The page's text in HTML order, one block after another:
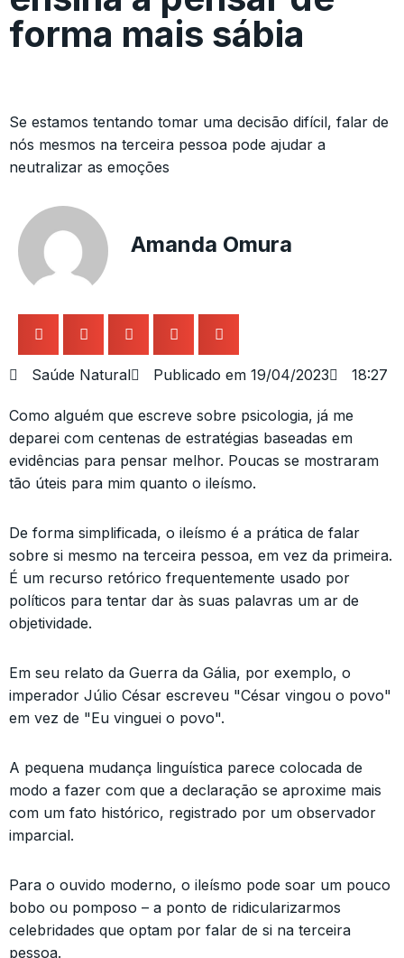
forma mais sábia
Se estamos tentando tomar uma decisão difícil, falar de
nós mesmos na terceira pessoa pode ajudar a
neutralizar as emoções
Amanda Omura
Saúde Natural Publicado em 19/04/2023 18:27
Como alguém que escreve sobre psicologia, já me
deparei com centenas de estratégias baseadas em
evidências para pensar melhor. Poucas se mostraram
tão úteis para mim quanto o ileísmo.
De forma simplificada, o ileísmo é a prática de falar
sobre si mesmo na terceira pessoa, em vez da primeira.
É um recurso retórico frequentemente usado por
políticos para tentar dar às suas palavras um ar de
objetividade.
Em seu relato da Guerra da Gália, por exemplo, o
imperador Júlio César escreveu "César vingou o povo"
em vez de "Eu vinguei o povo".
A pequena mudança linguística parece colocada de
modo a fazer com que a declaração se aproxime mais
com um fato histórico, registrado por um observador
imparcial.
Para o ouvido moderno, o ileísmo pode soar um pouco
bobo ou pomposo – a ponto de ridicularizarmos
celebridades que optam por falar de si na terceira
pessoa.